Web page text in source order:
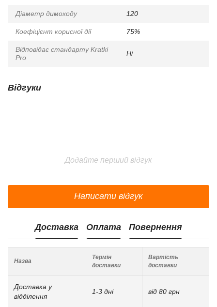
Діаметр димоходу 120
Коефіцієнт корисної дії 75%
Відповідає стандарту Kratki
Pro
Ні
Відгуки
Додайте перший відгук
Написати відгук
Доставка Оплата Повернення
Назва
Термін
доставки
Вартість
доставки
Доставка у
відділення
1-3 дні від 80 грн